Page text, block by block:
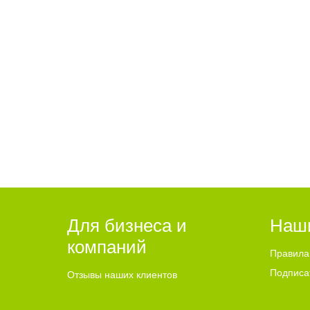
Для бизнеса и
компаний
Отзывы наших клиентов